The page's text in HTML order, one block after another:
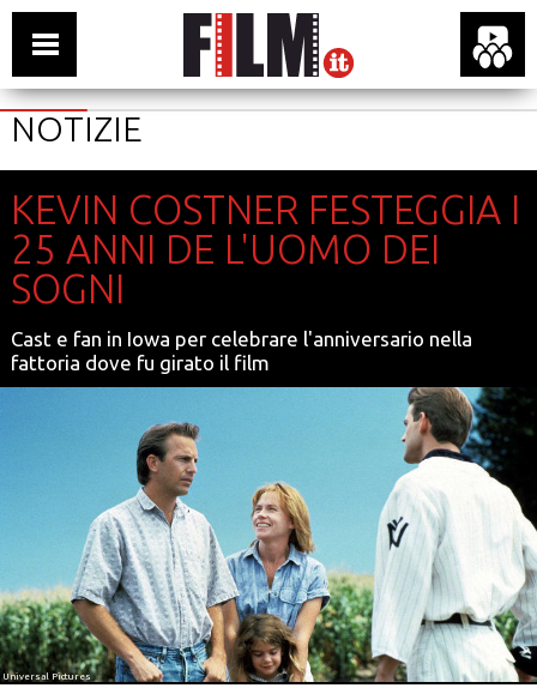
NOTIZIE
KEVIN COSTNER FESTEGGIA I
25 ANNI DE L'UOMO DEI
SOGNI
Cast e fan in Iowa per celebrare l'anniversario nella
fattoria dove fu girato il film
Universal Pictures